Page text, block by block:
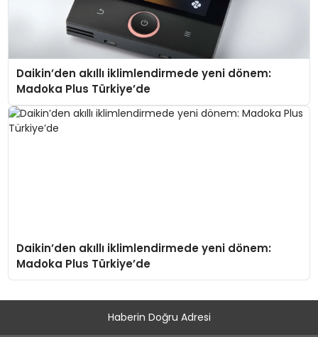
Daikin’den akıllı iklimlendirmede yeni dönem:
Madoka Plus Türkiye’de
Daikin’den akıllı iklimlendirmede yeni dönem:
Madoka Plus Türkiye’de
Haberin Doğru Adresi